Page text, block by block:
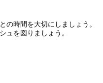
の時間を大切にしましょう。
ュを図りましょう。